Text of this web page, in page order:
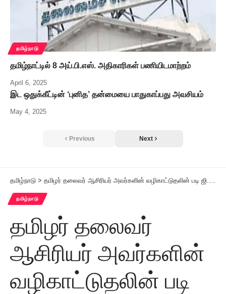
தமிழ்நாடு
தமிழ்நாட்டில் 8 அய்.பி.எஸ். அதிகாரிகள் பணியிடமாற்றம்
April 6, 2025
இட ஒதுக்கீட்டின் ‘புனித’ தன்மையை பாதுகாப்பது அவசியம்
May 4, 2025
Previous Next
தமிழ்நாடு > தமிழர் தலைவர் ஆசிரியர் அவர்களின் வழிகாட்டுதலின் படி ஜி.ஆர்.சாமிநாதன் மீதான பதவி நீக்க தீர்மானம் மீது உடனடியாக நடவடிக்கை எடுக்க கோரி சென்னை உயர் நீதிமன்றத்தில் கையெழுத்து இயக்கம்
தமிழ்நாடு
தமிழர் தலைவர்
ஆசிரியர் அவர்களின்
வழிகாட்டுதலின் படி